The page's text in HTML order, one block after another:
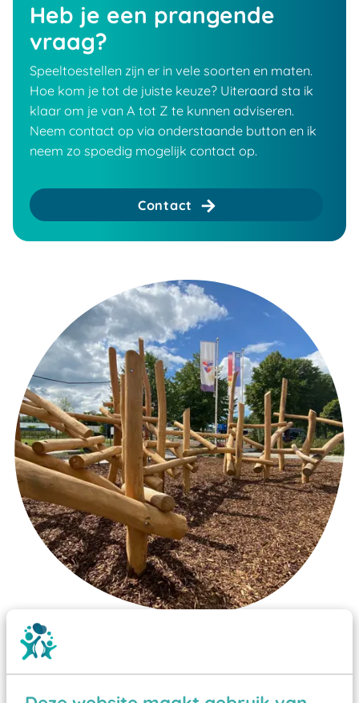
Heb je een prangende
vraag?
Speeltoestellen zijn er in vele soorten en maten.
Hoe kom je tot de juiste keuze? Uiteraard sta ik
klaar om je van A tot Z te kunnen adviseren.
Neem contact op via onderstaande button en ik
neem zo spoedig mogelijk contact op.
Contact
Wist je dat:
Vanaf een valhoogte van 1,5 meter een speciale
valondergrond onder speeltoestellen verplicht is